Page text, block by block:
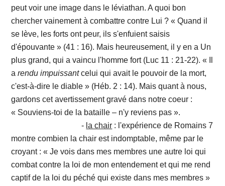
peut voir une image dans le léviathan. A quoi bon
chercher vainement à combattre contre Lui ? « Quand il
se lève, les forts ont peur, ils s'enfuient saisis
d'épouvante » (41 : 16). Mais heureusement, il y en a Un
plus grand, qui a vaincu l'homme fort (Luc 11 : 21-22). « Il
arendu impuissantcelui qui avait le pouvoir de la mort,
c'est-à-dire le diable » (Héb. 2 : 14). Mais quant à nous,
gardons cet avertissement gravé dans notre coeur :
« Souviens-toi de la bataille – n'y reviens pas ».
- la chair : l'expérience de Romains 7
montre combien la chair est indomptable, même par le
croyant : « Je vois dans mes membres une autre loi qui
combat contre la loi de mon entendement et qui me rend
captif de la loi du péché qui existe dans mes membres »